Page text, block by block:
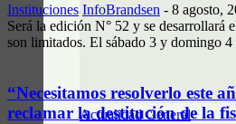
Actualidad General
Instituciones InfoBrandsen - 8 agosto,
Será la edición N° 52 y se desarrollará
son limitados. El sábado 3 y domingo 4
“Necesitamos resolverlo este
reclamar la destitución de la